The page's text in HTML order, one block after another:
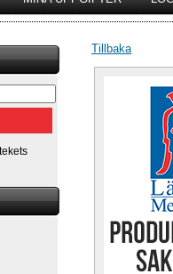
Tillbaka